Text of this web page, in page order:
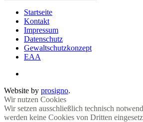
Startseite
Kontakt
Impressum
Datenschutz
Gewaltschutzkonzept
EAA
Website by prosigno.
Wir nutzen Cookies
Wir setzen ausschließlich technisch
werden keine Cookies von Dritten